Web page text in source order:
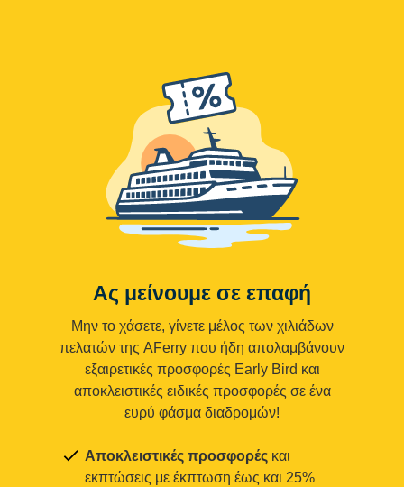
Ας μείνουμε σε επαφή
Μην το χάσετε, γίνετε μέλος των χιλιάδων
πελατών της AFerry που ήδη απολαμβάνουν
εξαιρετικές προσφορές Early Bird και
αποκλειστικές ειδικές προσφορές σε ένα
ευρύ φάσμα διαδρομών!
Αποκλειστικές προσφορές και
εκπτώσεις με έκπτωση έως και 25%